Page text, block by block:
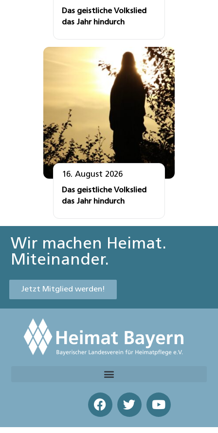
Das geistliche Volkslied
das Jahr hindurch
16. August 2026
Das geistliche Volkslied
das Jahr hindurch
Wir machen Heimat.
Miteinander.
Jetzt Mitglied werden!